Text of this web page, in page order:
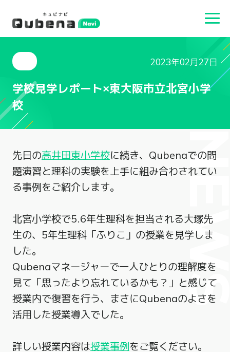
2023年02月27日
学校見学レポート×東大阪市立北宮小学
校
先日の高井田東小学校に続き、Qubenaでの問
題演習と理科の実験を上手に組み合わされてい
る事例をご紹介します。
北宮小学校で5.6年生理科を担当される大塚先
生の、5年生理科「ふりこ」の授業を見学しま
した。
Qubenaマネージャーで一人ひとりの理解度を
見て「思ったより忘れているかも？」と感じて
授業内で復習を行う、まさにQubenaのよさを
活用した授業導入でした。
詳しい授業内容は授業事例 をご覧ください。